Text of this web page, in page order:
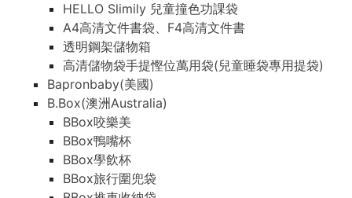
HELLO Slimily 兒童撞色功課袋
A4高清文件書袋、F4高清文件書
透明鋼架儲物箱
高清儲物袋手提慳位萬用袋(兒童睡袋專用提袋)
Bapronbaby(美國)
B.Box(澳洲Australia)
BBox咬樂美
BBox鴨嘴杯
BBox學飲杯
BBox旅行圍兜袋